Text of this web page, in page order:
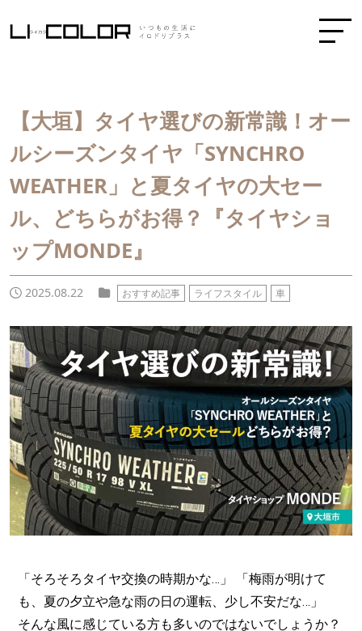
【大垣】タイヤ選びの新常識！オー
ルシーズンタイヤ「SYNCHRO
WEATHER」と夏タイヤの大セー
ル、どちらがお得？『タイヤショ
ップMONDE』
2025.08.22 おすすめ記事 ライフスタイル 車
「そろそろタイヤ交換の時期かな…」 「梅雨が明けて
も、夏の夕立や急な雨の日の運転、少し不安だな…」
そんな風に感じている方も多いのではないでしょうか？